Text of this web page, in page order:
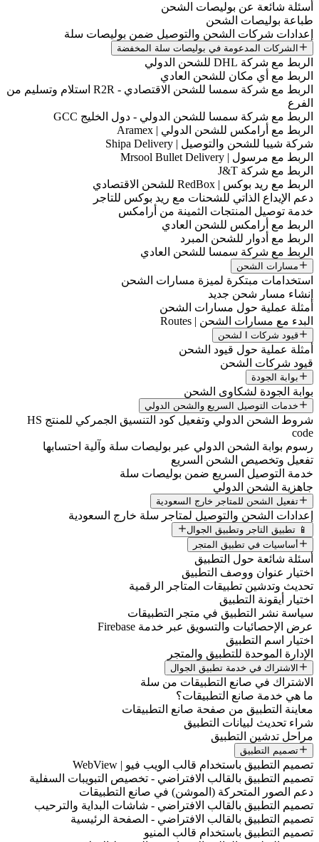
أسئلة شائعة عن بوليصات الشحن
طباعة بوليصات الشحن
إعدادات شركات الشحن والتوصيل ضمن بوليصات سلة
الشركات المدعومة في بوليصات سلة المخفضة
الربط مع شركة DHL للشحن الدولي
الربط مع أي مكان للشحن العادي
الربط مع شركة سمسا للشحن الاقتصادي - R2R استلام وتسليم من
الفرع
الربط مع شركة سمسا للشحن الدولي - دول الخليج GCC
الربط مع أرامكس للشحن الدولي | Aramex
شركة شيبا للشحن والتوصيل | Shipa Delivery
الربط مع مرسول | Mrsool Bullet Delivery
الربط مع شركة J&T
الربط مع ريد بوكس | RedBox للشحن الاقتصادي
دعم الإيداع الذاتي للشحنات مع ريد بوكس للتاجر
خدمة توصيل المنتجات الثمينة من أرامكس
الربط مع أرامكس للشحن العادي
الربط مع أدوار للشحن المبرد
الربط مع شركة سمسا للشحن العادي
مسارات الشحن
استخدامات مبتكرة لميزة مسارات الشحن
إنشاء مسار شحن جديد
أمثلة عملية حول مسارات الشحن
البدء مع مسارات الشحن | Routes
قيود شركات ا لشحن
أمثلة عملية حول قيود الشحن
قيود شركات الشحن
بوابة الجودة
بوابة الجودة لشكاوى الشحن
خدمات التوصيل السريع والشحن الدولي
شروط الشحن الدولي وتفعيل كود التنسيق الجمركي للمنتج HS
code
رسوم بوابة الشحن الدولي عبر بوليصات سلة وآلية احتسابها
تفعيل وتخصيص الشحن السريع
خدمة التوصيل السريع ضمن بوليصات سلة
جاهزية الشحن الدولي
تفعيل الشحن للمتاجر خارج السعودية
إعدادات الشحن والتوصيل لمتاجر سلة خارج السعودية
📱 تطبيق التاجر وتطبيق الجوال
أساسيات في تطبيق المتجر
أسئلة شائعة حول التطبيق
اختيار عنوان ووصف التطبيق
تحديث وتدشين تطبيقات المتاجر الرقمية
اختيار أيقونة التطبيق
سياسة نشر التطبيق في متجر التطبيقات
عرض الإحصائيات والتسويق عبر خدمة Firebase
اختيار اسم التطبيق
الإدارة الموحدة للتطبيق والمتجر
الاشتراك في خدمة تطبيق الجوال
الاشتراك في صانع التطبيقات من سلة
ما هي خدمة صانع التطبيقات؟
معاينة التطبيق من صفحة صانع التطبيقات
شراء تحديث لبيانات التطبيق
مراحل تدشين التطبيق
تصميم التطبيق
تصميم التطبيق باستخدام قالب الويب فيو | WebView
تصميم التطبيق بالقالب الافتراضي - تخصيص التبويبات السفلية
دعم الصور المتحركة (الموشن) في صانع التطبيقات
تصميم التطبيق بالقالب الافتراضي - شاشات البداية والترحيب
تصميم التطبيق بالقالب الافتراضي - الصفحة الرئيسية
تصميم التطبيق باستخدام قالب المنيو